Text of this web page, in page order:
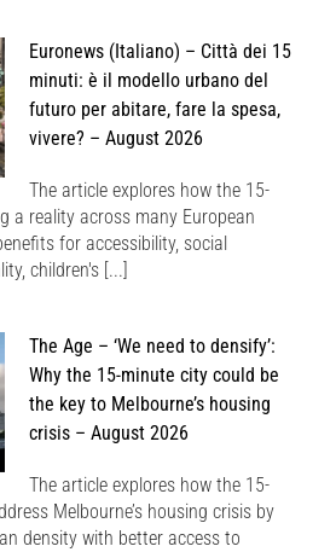
Euronews (Italiano) – Città dei 15
minuti: è il modello urbano del
futuro per abitare, fare la spesa,
vivere? – August 2026
The article explores how the 15-
a reality across many European
for accessibility, social
children's [...]
The Age – ‘We need to densify’:
Why the 15-minute city could be
the key to Melbourne’s housing
crisis – August 2026
The article explores how the 15-
Melbourne’s housing crisis by
density with better access to